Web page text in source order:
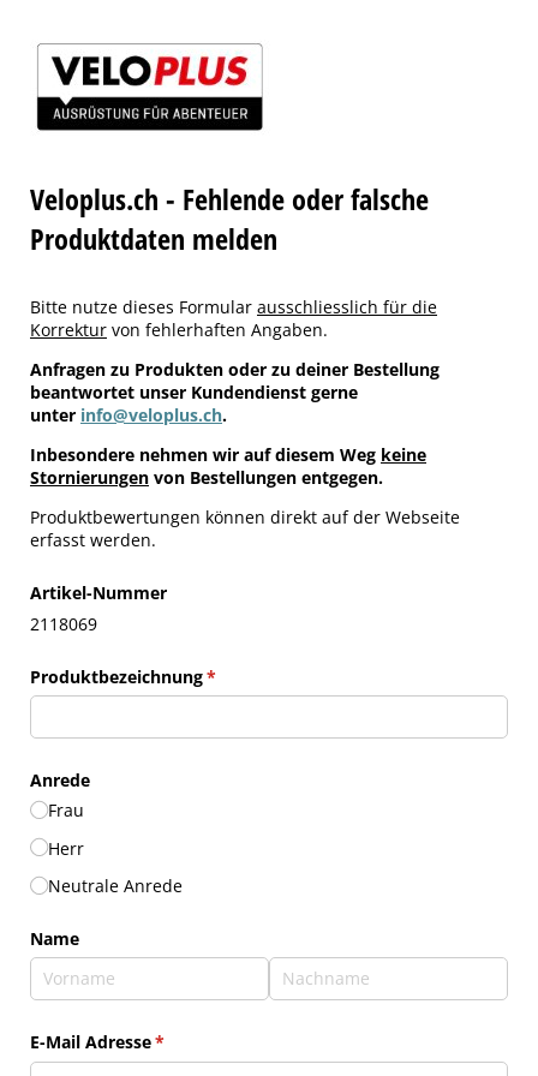
Veloplus.ch - Fehlende oder falsche
Produktdaten melden
Bitte nutze dieses Formular ausschliesslich für die
Korrektur von fehlerhaften Angaben.
Anfragen zu Produkten oder zu deiner Bestellung
beantwortet unser Kundendienst gerne
unter info@veloplus.ch.
Inbesondere nehmen wir auf diesem Weg keine
Stornierungen von Bestellungen entgegen.
Produktbewertungen können direkt auf der Webseite
erfasst werden.
Artikel-Nummer
2118069
Produktbezeichnung*
(erforderlich)
Anrede
Frau
Herr
Neutrale Anrede
Name
E-Mail Adresse*
(erforderlich)